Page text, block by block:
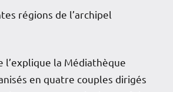
régions de l’archipel
l’explique la Médiathèque
en quatre couples dirigés